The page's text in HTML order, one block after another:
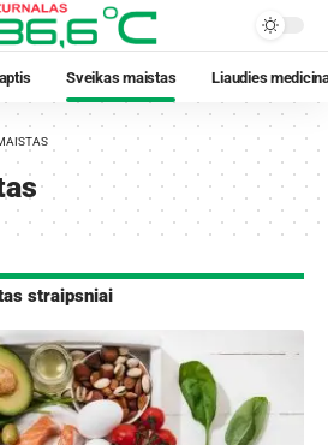
Sveikas maistas Liaudies
straipsniai